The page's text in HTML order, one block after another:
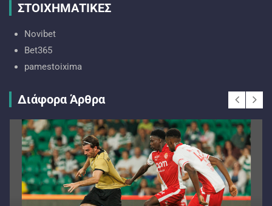
ΣΤΟΙΧΗΜΑΤΙΚΕΣ
Novibet
Bet365
pamestoixima
Διάφορα Άρθρα